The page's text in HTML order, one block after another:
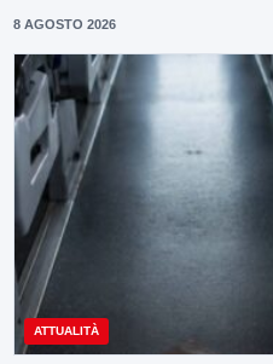
8 AGOSTO 2026
ATTUALITÀ